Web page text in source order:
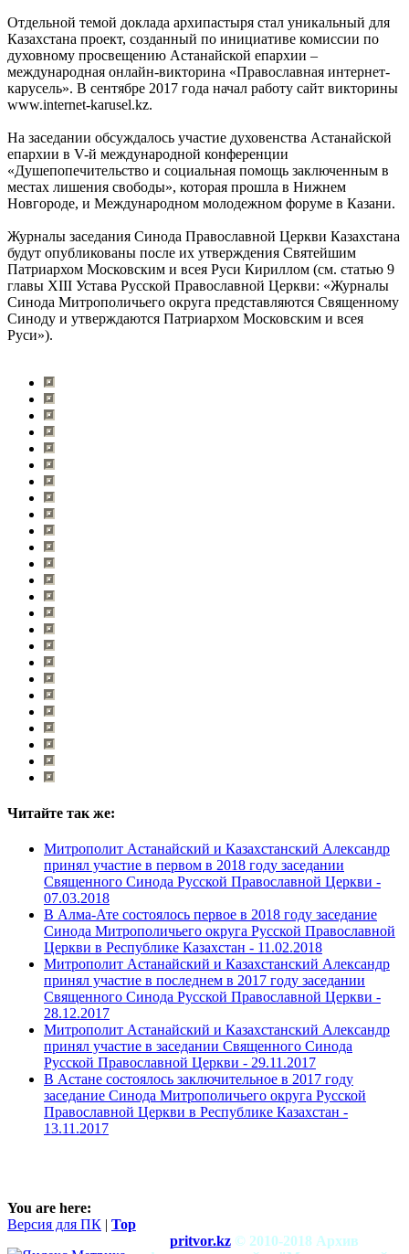
Отдельной темой доклада архипастыря стал уникальный для
Казахстана проект, созданный по инициативе комиссии по
духовному просвещению Астанайской епархии –
международная онлайн-викторина «Православная интернет-
карусель». В сентябре 2017 года начал работу сайт викторины
www.internet-karusel.kz.
На заседании обсуждалось участие духовенства Астанайской
епархии в V-й международной конференции
«Душепопечительство и социальная помощь заключенным в
местах лишения свободы», которая прошла в Нижнем
Новгороде, и Международном молодежном форуме в Казани.
Журналы заседания Синода Православной Церкви Казахстана
будут опубликованы после их утверждения Святейшим
Патриархом Московским и всея Руси Кириллом (см. статью 9
главы XIII Устава Русской Православной Церкви: «Журналы
Синода Митрополичьего округа представляются Священному
Синоду и утверждаются Патриархом Московским и всея
Руси»).
Читайте так же:
Митрополит Астанайский и Казахстанский Александр
принял участие в первом в 2018 году заседании
Священного Синода Русской Православной Церкви -
07.03.2018
В Алма-Ате состоялось первое в 2018 году заседание
Синода Митрополичьего округа Русской Православной
Церкви в Республике Казахстан - 11.02.2018
Митрополит Астанайский и Казахстанский Александр
принял участие в последнем в 2017 году заседании
Священного Синода Русской Православной Церкви -
28.12.2017
Митрополит Астанайский и Казахстанский Александр
принял участие в заседании Священного Синода
Русской Православной Церкви - 29.11.2017
В Астане состоялось заключительное в 2017 году
заседание Синода Митрополичьего округа Русской
Православной Церкви в Республике Казахстан -
13.11.2017
You are here:
Версия для ПК | Top
pritvor.kz © 2010-2018 Архив